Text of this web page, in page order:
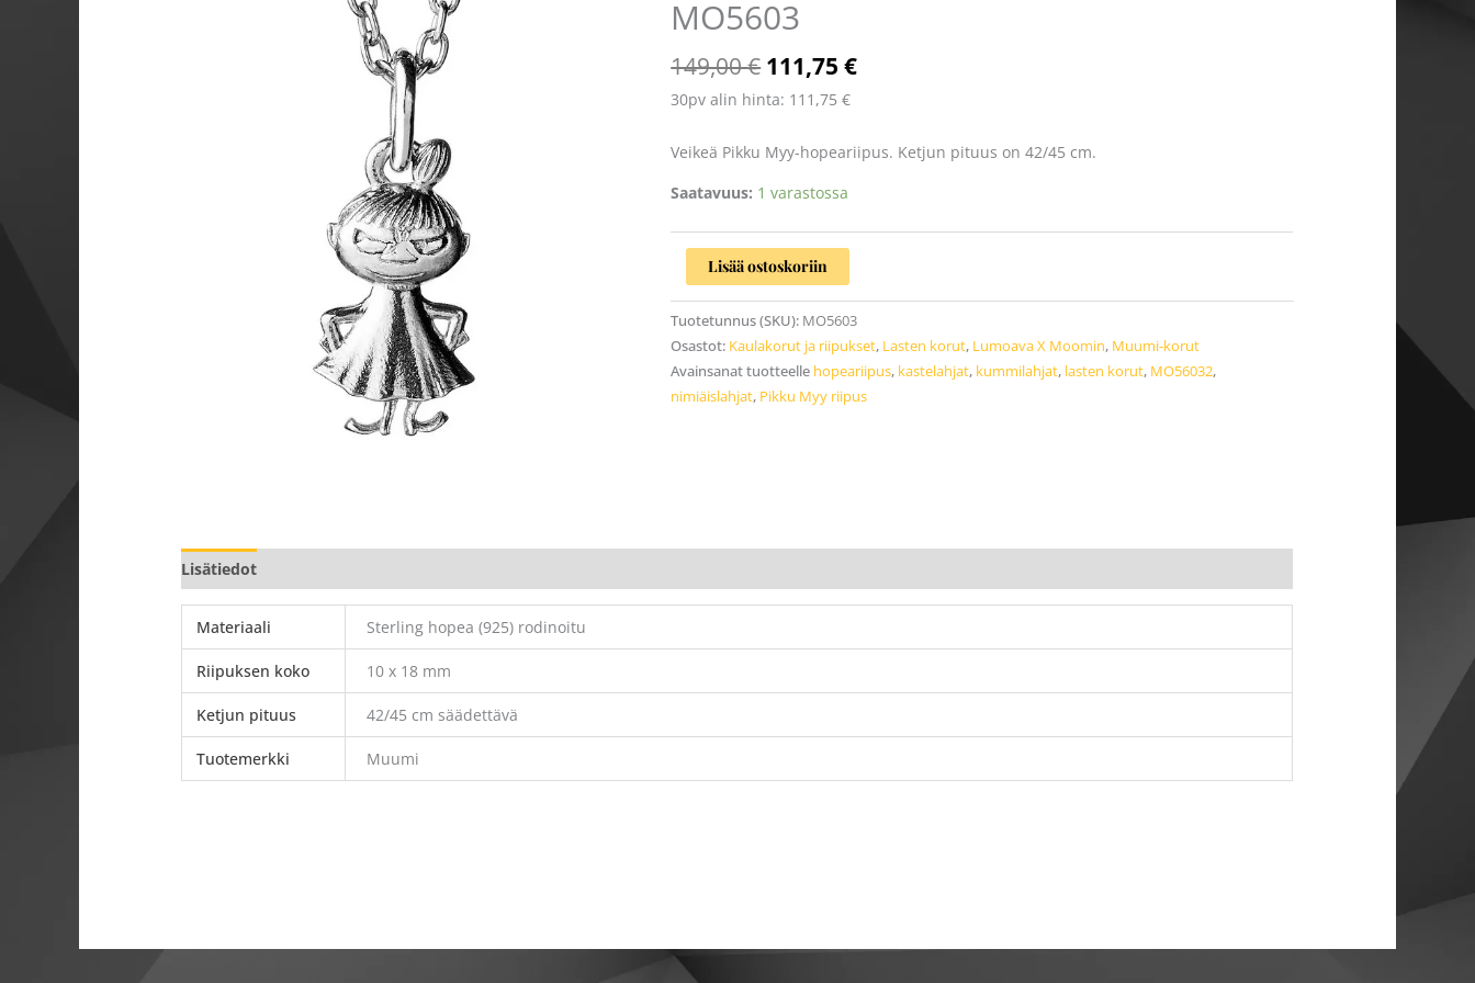
MO5603
149,00€ 111,75€
30pv alin hinta: 111,75 €
Veikeä Pikku Myy-hopeariipus. Ketjun pituus on 42/45 cm.
Saatavuus: 1 varastossa
Pikku
Myy
MO5603
määrä
Lisää ostoskoriin
Tuotetunnus (SKU): MO5603
Osastot: Kaulakorut ja riipukset, Lasten korut, Lumoava X Moomin, Muumi-korut
Avainsanat tuotteelle hopeariipus, kastelahjat, kummilahjat, lasten korut, MO56032,
nimiäislahjat, Pikku Myy riipus
Lisätiedot
Materiaali Sterling hopea (925) rodinoitu
Riipuksen koko 10 x 18 mm
Ketjun pituus 42/45 cm säädettävä
Tuotemerkki Muumi